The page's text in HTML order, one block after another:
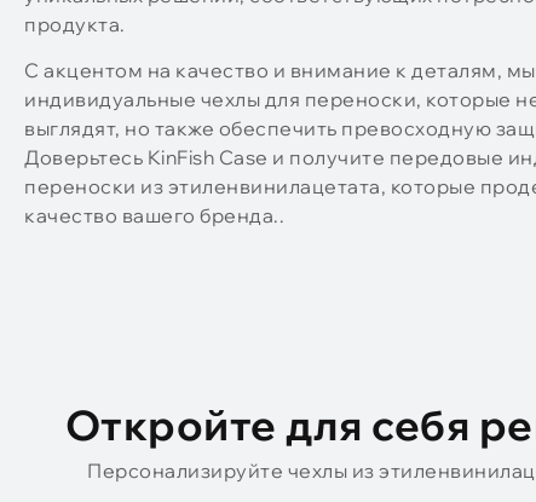
продукта.
С акцентом на качество и внимание к деталям,
индивидуальные чехлы для переноски, которые
выглядят, но также обеспечить превосходную
Доверьтесь KinFish Case и получите передовые
переноски из этиленвинилацетата, которые
качество вашего бренда..
Откройте для себя
Персонализируйте чехлы из